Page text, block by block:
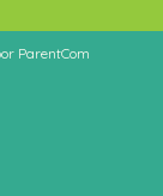
ParentCom